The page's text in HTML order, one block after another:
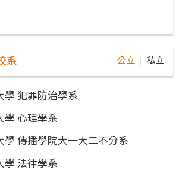
系 公立 私立
學 犯罪防治學系
學 心理學系
學 傳播學院大一大二不分系
學 法律學系